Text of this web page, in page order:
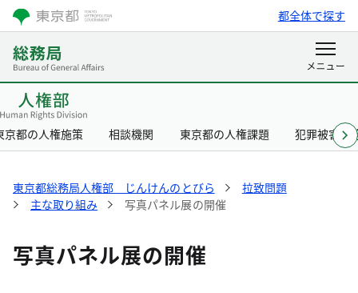
都全体で探す
京都の人権施策 相談機関 東京都の人権課題 犯罪被害者
東京都総務局人権部 じんけんのとびら
拉致問題
主な取り組み
写真パネル展の開催
写真パネル展の開催